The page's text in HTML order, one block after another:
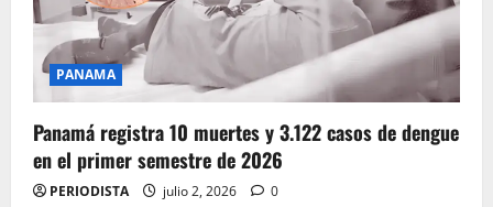
PANAMA
Panamá registra 10 muertes y 3.122 casos de dengue
en el primer semestre de 2026
PERIODISTA julio 2, 2026 0